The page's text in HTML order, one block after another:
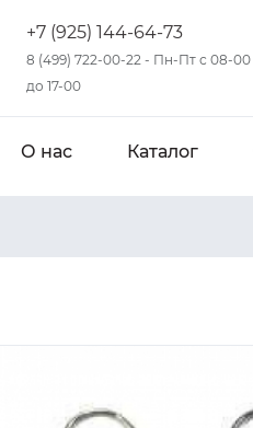
+7 (925) 144-64-73
8 (499) 722-00-22 - Пн-Пт с 08-00
до 17-00
О нас Каталог